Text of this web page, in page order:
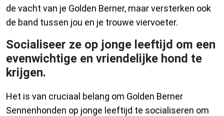
de vacht van je Golden Berner, maar versterken ook
de band tussen jou en je trouwe viervoeter.
Socialiseer ze op jonge leeftijd om een
evenwichtige en vriendelijke hond te
krijgen.
Het is van cruciaal belang om Golden Berner
Sennenhonden op jonge leeftijd te socialiseren om